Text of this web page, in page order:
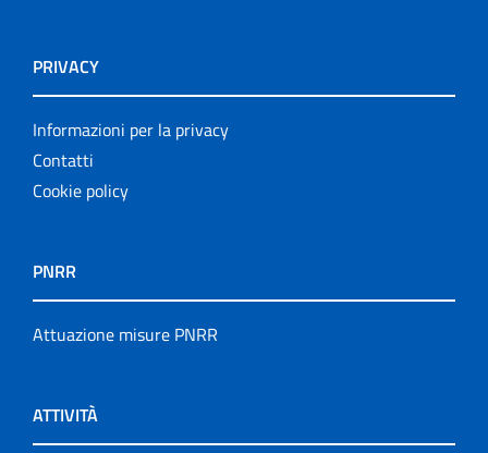
PRIVACY
Informazioni per la privacy
Contatti
Cookie policy
PNRR
Attuazione misure PNRR
ATTIVITÀ